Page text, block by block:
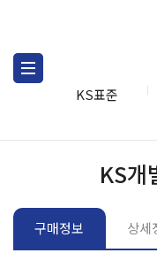
KS표준
KS개
구매정보 상세